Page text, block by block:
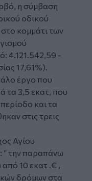
η σύμβαση
οδικού
κομμάτι των
4.121.542,59 -
17,61%).
έργο που
τα 3,5 εκατ, που
και τα
στις τρεις
Αγίου
“ την παραπάνω
10 εκατ .€ ,
δρόμων στα